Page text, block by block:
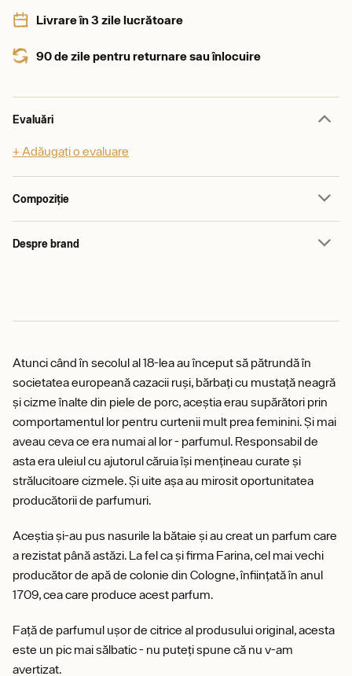
Livrare în 3 zile lucrătoare
90 de zile pentru returnare sau înlocuire
Evaluări
+ Adăugați o evaluare
Compoziție
Despre brand
Atunci când în secolul al 18-lea au început să pătrundă în
societatea europeană cazacii ruși, bărbați cu mustață neagră
și cizme înalte din piele de porc, aceștia erau supărători prin
comportamentul lor pentru curtenii mult prea feminini. Și mai
aveau ceva ce era numai al lor - parfumul. Responsabil de
asta era uleiul cu ajutorul căruia își mențineau curate și
strălucitoare cizmele. Și uite așa au mirosit oportunitatea
producătorii de parfumuri.
Aceștia și-au pus nasurile la bătaie și au creat un parfum care
a rezistat până astăzi. La fel ca și firma Farina, cel mai vechi
producător de apă de colonie din Cologne, înființată în anul
1709, cea care produce acest parfum.
Față de parfumul ușor de citrice al produsului original, acesta
este un pic mai sălbatic - nu puteți spune că nu v-am
avertizat.